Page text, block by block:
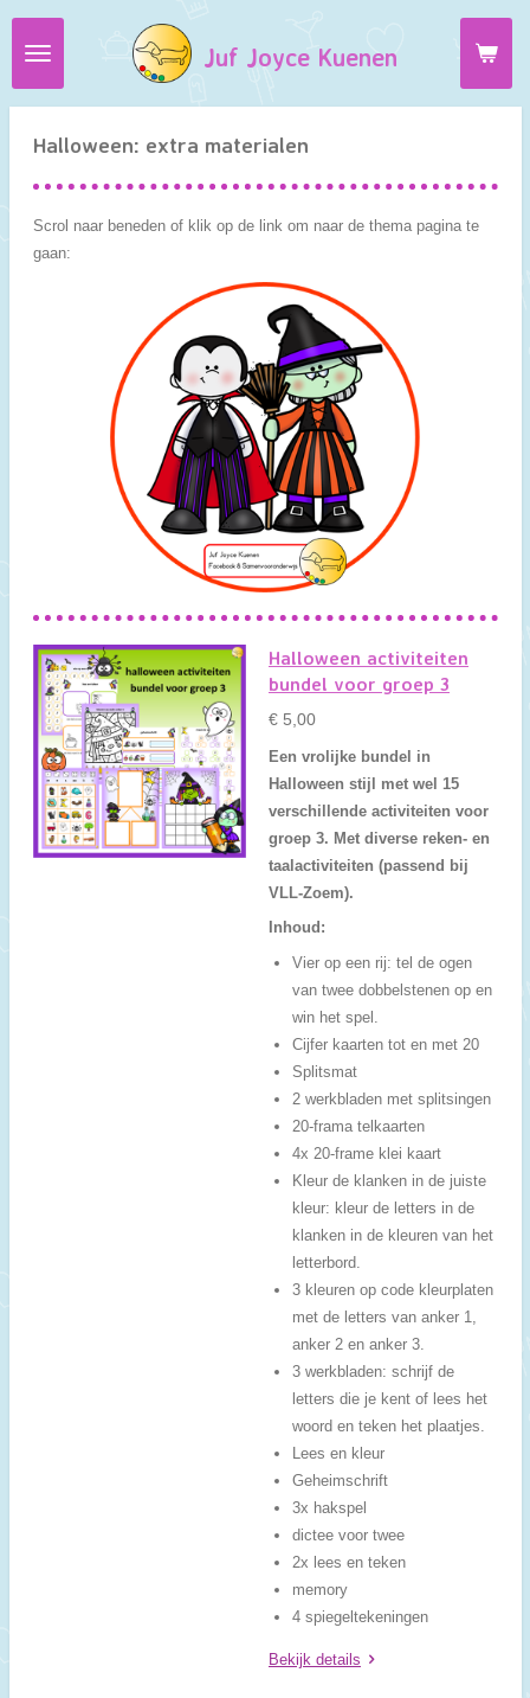
Ga
direct
de
hoofdinhoud
Juf Joyce Kuenen
Halloween: extra materialen
Scrol naar beneden of klik op de link om naar de thema pagina te
gaan:
Halloween activiteiten
bundel voor groep 3
€ 5,00
Een vrolijke bundel in
Halloween stijl met wel 15
verschillende activiteiten voor
groep 3. Met diverse reken- en
taalactiviteiten (passend bij
VLL-Zoem).
Inhoud:
Vier op een rij: tel de ogen
van twee dobbelstenen op en
win het spel.
Cijfer kaarten tot en met 20
Splitsmat
2 werkbladen met splitsingen
20-frama telkaarten
4x 20-frame klei kaart
Kleur de klanken in de juiste
kleur: kleur de letters in de
klanken in de kleuren van het
letterbord.
3 kleuren op code kleurplaten
met de letters van anker 1,
anker 2 en anker 3.
3 werkbladen: schrijf de
letters die je kent of lees het
woord en teken het plaatjes.
Lees en kleur
Geheimschrift
3x hakspel
dictee voor twee
2x lees en teken
memory
4 spiegeltekeningen
Bekijk details